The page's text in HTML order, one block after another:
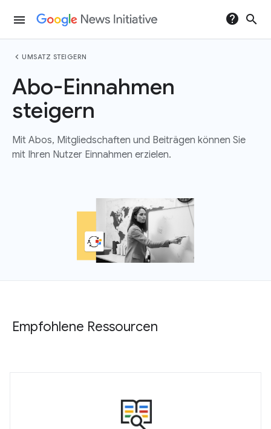
menu help search
chevron_left UMSATZ STEIGERN
Abo-Einnahmen
steigern
Mit Abos, Mitgliedschaften und Beiträgen können Sie
mit Ihren Nutzer Einnahmen erzielen.
Empfohlene Ressourcen